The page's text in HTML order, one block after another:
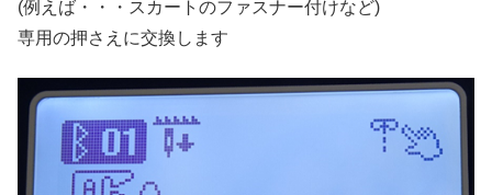
(例えば・・・スカートのファスナー付けなど)
専用の押さえに交換します